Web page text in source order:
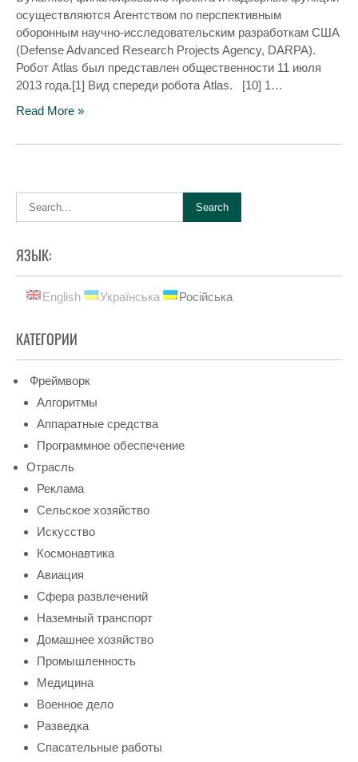
осуществляются Агентством по перспективным
оборонным научно-исследовательским разработкам США
(Defense Advanced Research Projects Agency, DARPA).
Робот Atlas был представлен общественности 11 июля
2013 года.[1] Вид спереди робота Atlas. [10] 1…
Read More »
ЯЗЫК:
English Українська Російська
КАТЕГОРИИ
Фреймворк
Алгоритмы
Аппаратные средства
Программное обеспечение
Отрасль
Реклама
Сельское хозяйство
Искусство
Космонавтика
Авиация
Сфера развлечений
Наземный транспорт
Домашнее хозяйство
Промышленность
Медицина
Военное дело
Разведка
Спасательные работы